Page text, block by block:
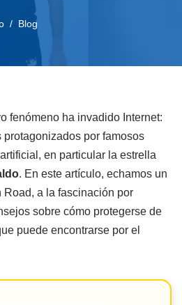
Blog
fenómeno ha invadido Internet:
protagonizados por famosos
en particular la estrella
. En este artículo, echamos un
a la fascinación por
sobre cómo protegerse de
puede encontrarse por el